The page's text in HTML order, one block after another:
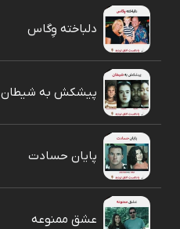
دلباخته وِگاس
پیشکش به شیطان
پایان حسادت
عشق ممنوعه